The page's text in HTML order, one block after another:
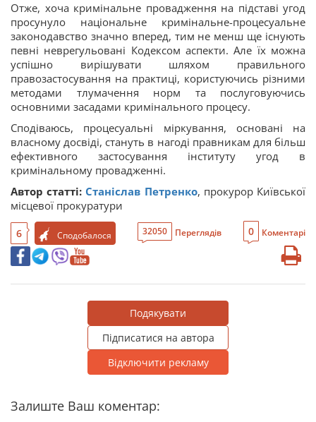
Отже, хоча кримінальне провадження на підставі угод
просунуло національне кримінальне-процесуальне
законодавство значно вперед, тим не менш ще існують
певні неврегульовані Кодексом аспекти. Але їх можна
успішно вирішувати шляхом правильного
правозастосування на практиці, користуючись різними
методами тлумачення норм та послуговуючись
основними засадами кримінального процесу.
Сподіваюсь, процесуальні міркування, основані на
власному досвіді, стануть в нагоді правникам для більш
ефективного застосування інституту угод в
кримінальному провадженні.
Автор статті: Станіслав Петренко, прокурор Київської
місцевої прокуратури
6 Сподобалося 32050 Переглядів 0 Коментарі
Подякувати
Підписатися на автора
Відключити рекламу
Залиште Ваш коментар: